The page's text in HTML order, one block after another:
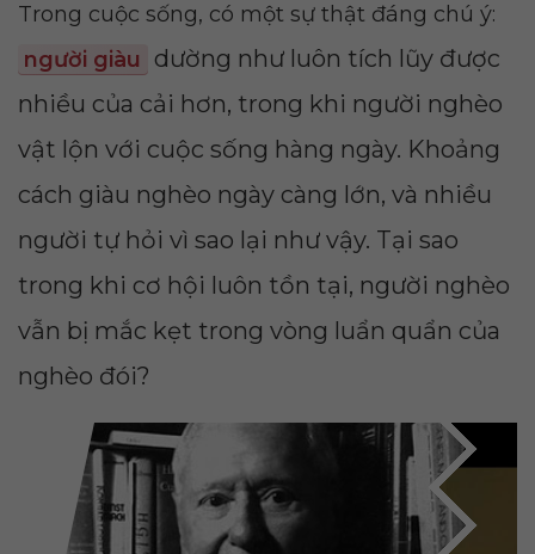
Trong cuộc sống, có một sự thật đáng chú ý:
người giàu
dường như luôn tích lũy được
nhiều của cải hơn, trong khi người nghèo
vật lộn với cuộc sống hàng ngày. Khoảng
cách giàu nghèo ngày càng lớn, và nhiều
người tự hỏi vì sao lại như vậy. Tại sao
trong khi cơ hội luôn tồn tại, người nghèo
vẫn bị mắc kẹt trong vòng luẩn quẩn của
nghèo đói?